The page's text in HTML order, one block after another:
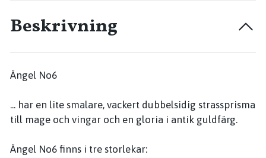
Beskrivning
Ängel No6
... har en lite smalare, vackert dubbelsidig strassprisma
till mage och vingar och en gloria i antik guldfärg.
Ängel No6 finns i tre storlekar: